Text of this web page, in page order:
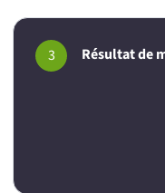
3 Résultat de